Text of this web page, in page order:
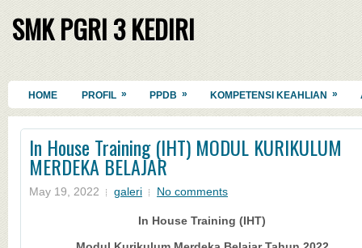
SMK PGRI 3 KEDIRI
HOME PROFIL » PPDB » KOMPETENSI KEAHLIAN »
In House Training (IHT) MODUL KURIKULUM
MERDEKA BELAJAR
May 19, 2022 galeri No comments
In House Training (IHT)